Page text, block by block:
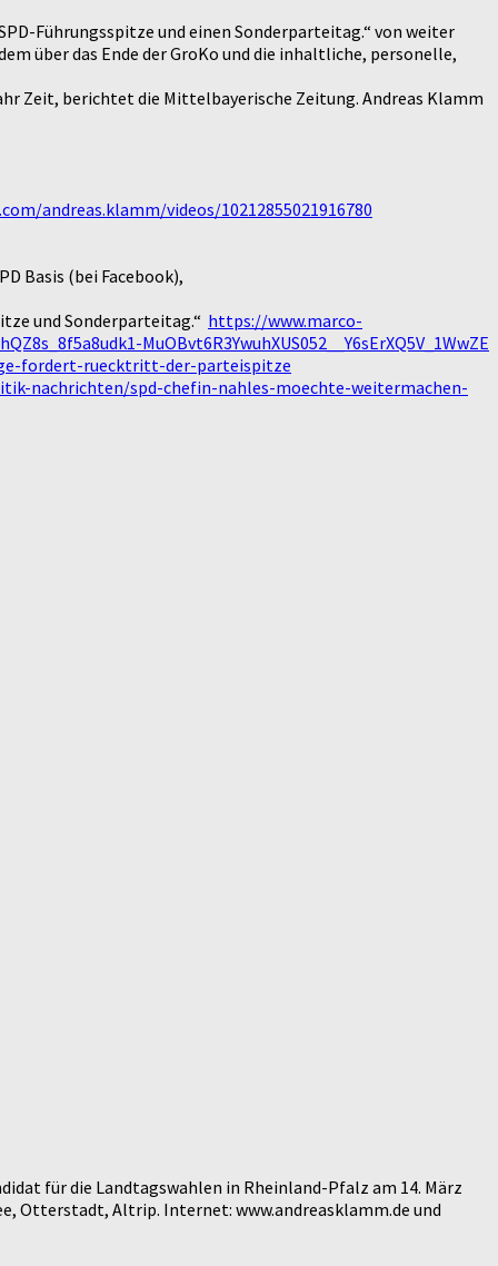
Führungsspitze und einen Sonderparteitag.“ von weiter
über das Ende der GroKo und die inhaltliche, personelle,
Zeit, berichtet die Mittelbayerische Zeitung. Andreas Klamm
andreas.klamm/videos/10212855021916780
Basis (bei Facebook),
und Sonderparteitag.“ https://www.marco-
MuOBvt6R3YwuhXUS052__Y6sErXQ5V_1WwZE
fordert-ruecktritt-der-parteispitze
nachrichten/spd-chefin-nahles-moechte-weitermachen-
für die Landtagswahlen in Rheinland-Pfalz am 14. März
Otterstadt, Altrip. Internet: www.andreasklamm.de und